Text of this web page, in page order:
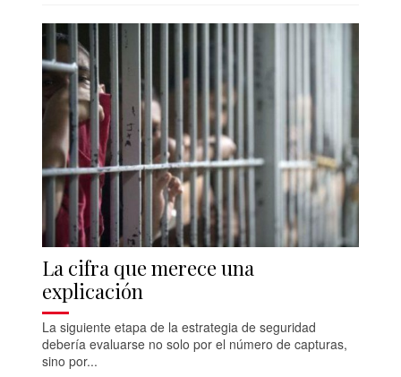
La cifra que merece una
explicación
La siguiente etapa de la estrategia de seguridad
debería evaluarse no solo por el número de capturas,
sino por...